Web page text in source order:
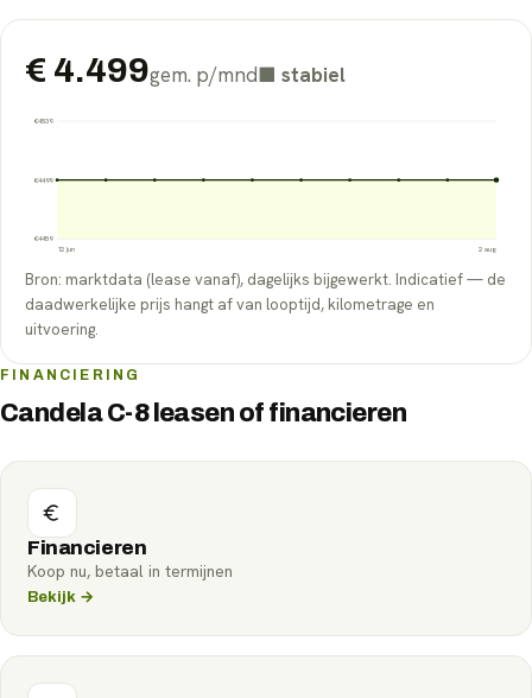
€ 4.499gem. p/mnd■ stabiel
€4539
€4499
€4459
12 jun
2 aug
Bron: marktdata (lease vanaf), dagelijks bijgewerkt. Indicatief — de
daadwerkelijke prijs hangt af van looptijd, kilometrage en
uitvoering.
FINANCIERING
Candela C-8 leasen of financieren
Financieren
Koop nu, betaal in termijnen
Bekijk →